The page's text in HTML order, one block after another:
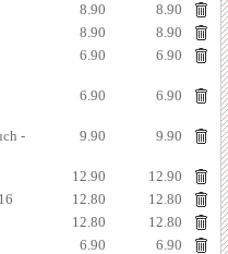
8.90
8.90
8.90
8.90
6.90 6.90
6.90 6.90
-
9.90 9.90
12.90
12.90
12.80
12.80
12.80
12.80
6.90
6.90